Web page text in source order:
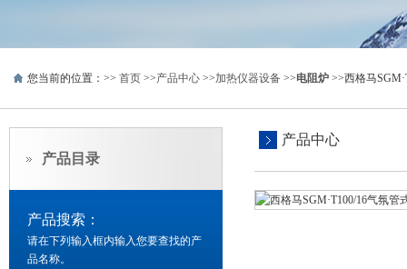
您当前的位置：>> 首页 >>产品中心 >>加热仪器设备 >>电阻炉 >>西格马
产品目录
产品搜索：
请在下列输入框内输入您要查找的产
品名称。
产品中心